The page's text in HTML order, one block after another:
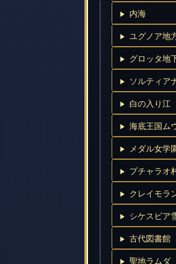
内海
ユグノア地
グロッタ地
ソルティア
白の入り江
海底王国ム
メダル女学
プチャラオ
クレイモラ
シケスビア
古代図書館
聖地ラムダ